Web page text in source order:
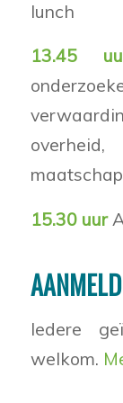
lunch
13.45
15.30 uur
Iedere
welkom.